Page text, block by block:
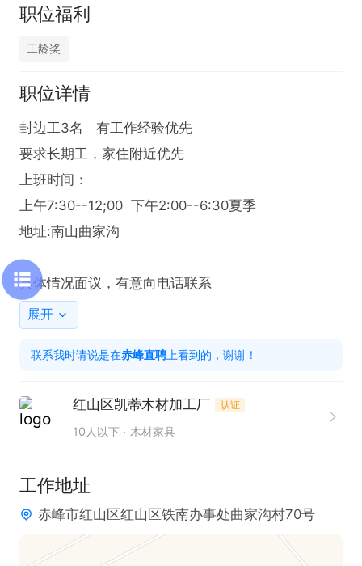
职位福利
工龄奖
职位详情
封边工3名   有工作经验优先
要求长期工，家住附近优先
上班时间：
上午7:30--12;00  下午2:00--6:30夏季
地址:南山曲家沟
具体情况面议，有意向电话联系
展开
联系我时请说是在赤峰直聘 上看到的，谢谢！
红山区凯蒂木材加工厂 认证
10人以下 木材家具
工作地址
赤峰市红山区红山区铁南办事处曲家沟村70号